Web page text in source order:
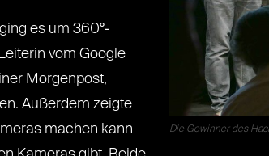
Die Gewinner des
es um 360°-
vom Google
Morgenpost,
Außerdem zeigte
machen kann